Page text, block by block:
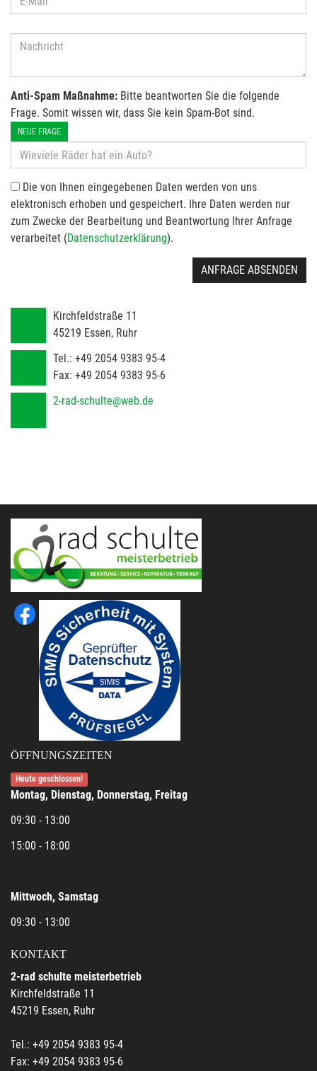
Anti-Spam Maßnahme: Bitte beantworten Sie die folgende
Frage. Somit wissen wir, dass Sie kein Spam-Bot sind.
NEUE FRAGE
Die von Ihnen eingegebenen Daten werden von uns
elektronisch erhoben und gespeichert. Ihre Daten werden nur
zum Zwecke der Bearbeitung und Beantwortung Ihrer Anfrage
verarbeitet (Datenschutzerklärung).
ANFRAGE ABSENDEN
Kirchfeldstraße 11
45219 Essen, Ruhr
Tel.: +49 2054 9383 95-4
Fax: +49 2054 9383 95-6
2-rad-schulte@web.de
ÖFFNUNGSZEITEN
Heute geschlossen!
Montag, Dienstag, Donnerstag, Freitag
09:30 - 13:00
15:00 - 18:00
Mittwoch, Samstag
09:30 - 13:00
KONTAKT
2-rad schulte meisterbetrieb
Kirchfeldstraße 11
45219 Essen, Ruhr
Tel.: +49 2054 9383 95-4
Fax: +49 2054 9383 95-6